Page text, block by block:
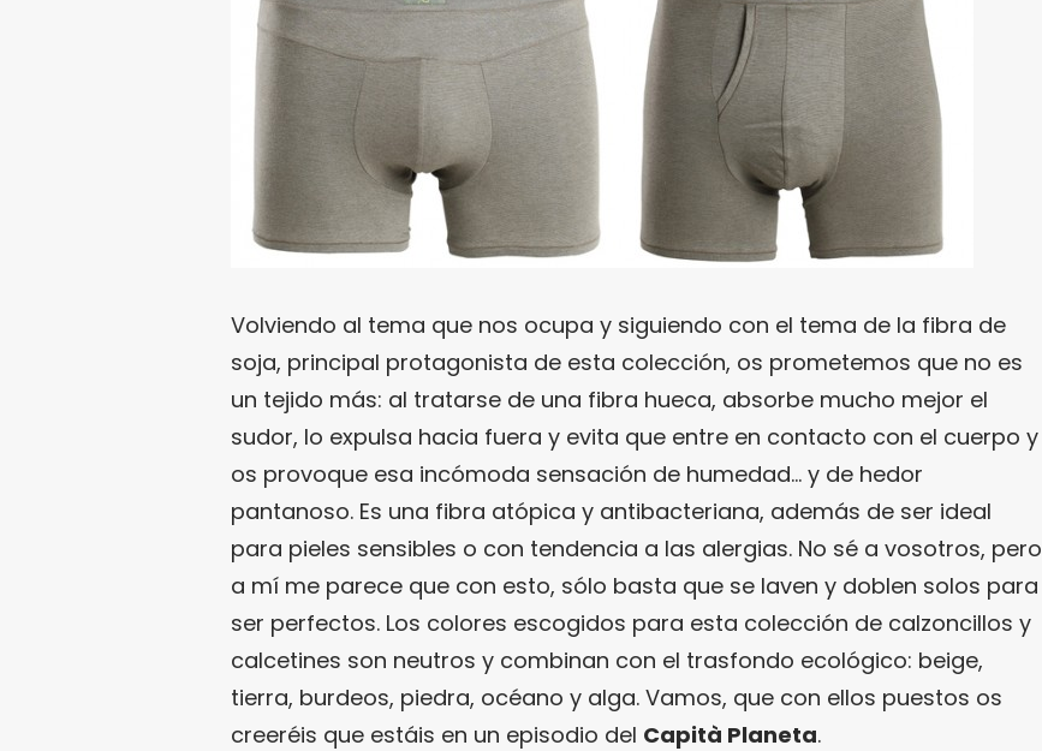
Volviendo al tema que nos ocupa y siguiendo con el tema de la fibra de
soja, principal protagonista de esta colección, os prometemos que no es
un tejido más: al tratarse de una fibra hueca, absorbe mucho mejor el
sudor, lo expulsa hacia fuera y evita que entre en contacto con el cuerpo y
os provoque esa incómoda sensación de humedad… y de hedor
pantanoso. Es una fibra atópica y antibacteriana, además de ser ideal
para pieles sensibles o con tendencia a las alergias. No sé a vosotros, pero
a mí me parece que con esto, sólo basta que se laven y doblen solos para
ser perfectos. Los colores escogidos para esta colección de calzoncillos y
calcetines son neutros y combinan con el trasfondo ecológico: beige,
tierra, burdeos, piedra, océano y alga. Vamos, que con ellos puestos os
creeréis que estáis en un episodio del Capità Planeta.